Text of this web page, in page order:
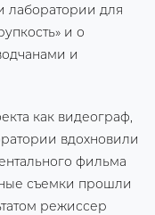
для
и о
и
как видеограф,
вдохновили
фильма
съемки прошли
режиссер